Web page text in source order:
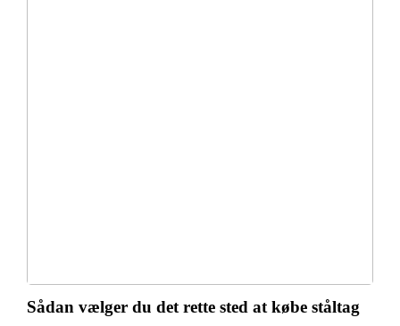
Sådan vælger du det rette sted at købe ståltag